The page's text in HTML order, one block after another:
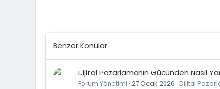
Benzer Konular
Dijital Pazarlamanın Gücünden Nasıl
Forum Yönetimi 27 Ocak 2026 Dijital